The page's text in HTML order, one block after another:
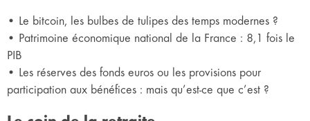
• Le bitcoin, les bulbes de tulipes des temps modernes ?
• Patrimoine économique national de la France : 8,1 fois le
PIB
• Les réserves des fonds euros ou les provisions pour
participation aux bénéfices : mais qu’est-ce que c’est ?